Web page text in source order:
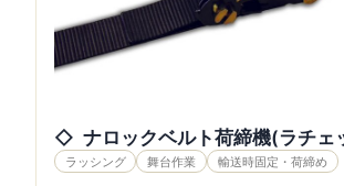
ナロックベルト荷締機(ラチェ
ラッシング 舞台作業 輸送時固定・荷締め